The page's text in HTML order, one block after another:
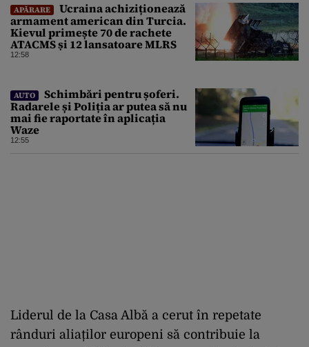
APĂRARE
Ucraina achiziționează
armament american din Turcia.
Kievul primește 70 de rachete
ATACMS și 12 lansatoare MLRS
12:58
AUTO
Schimbări pentru șoferi.
Radarele și Poliția ar putea să nu
mai fie raportate în aplicația
Waze
12:55
Liderul de la Casa Albă a cerut în repetate
rânduri aliaților europeni să contribuie la